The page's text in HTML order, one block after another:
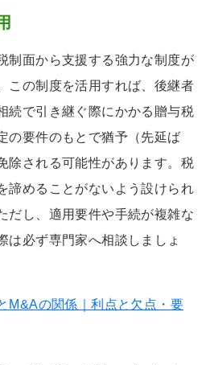
制面から支援する強力な制度が
この制度を活用すれば、後継者
続で引き継ぐ際にかかる贈与税
の要件のもとで猶予（先延ば
除される可能性があります。税
諦めることがないよう設けられ
だし、適用要件や手続が複雑な
は必ず専門家へ相談しましょ
M&Aの関係｜利点と欠点・要